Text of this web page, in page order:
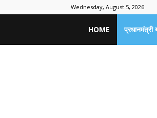
Wednesday, August 5, 2026
Sarkari
HOME प्रधानमंत्री